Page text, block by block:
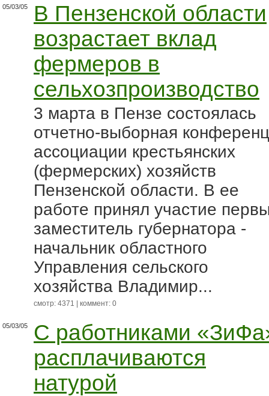
05/03/05
В Пензенской области
возрастает вклад
фермеров в
сельхозпроизводство
3 марта в Пензе состоялась
отчетно-выборная
ассоциации крестьянских
(фермерских) хозяйств
Пензенской области. В ее
работе принял участие
заместитель губернатора -
начальник областного
Управления сельского
хозяйства Владимир...
смотр: 4371 | коммент: 0
05/03/05
С работниками
расплачиваются
натурой